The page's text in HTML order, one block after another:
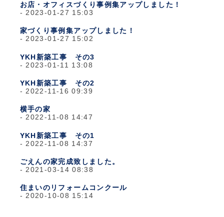
お店・オフィスづくり事例集アップしました！
2023-01-27 15:03
家づくり事例集アップしました！
2023-01-27 15:02
YKH新築工事 その3
2023-01-11 13:08
YKH新築工事 その2
2022-11-16 09:39
横手の家
2022-11-08 14:47
YKH新築工事 その1
2022-11-08 14:37
ごえんの家完成致しました。
2021-03-14 08:38
住まいのリフォームコンクール
2020-10-08 15:14